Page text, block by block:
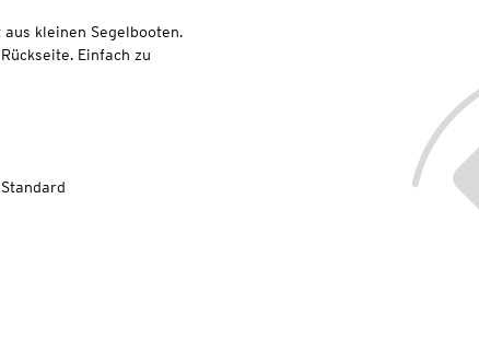
kleinen Segelbooten.
Einfach zu